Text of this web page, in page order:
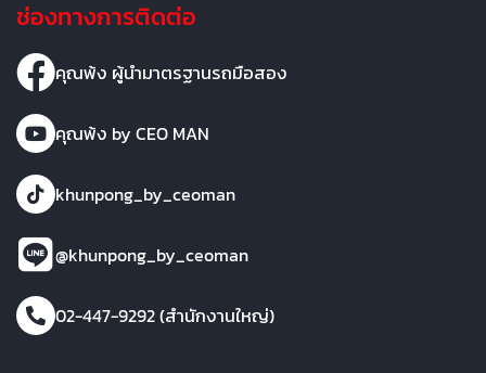
ช่องทางการติดต่อ
คุณพ้ง ผู้นำมาตรฐานรถมือสอง
คุณพ้ง by CEO MAN
khunpong_by_ceoman
@khunpong_by_ceoman
02-447-9292 (สำนักงานใหญ่)